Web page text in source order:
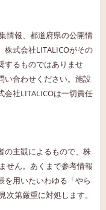
情報、都道府県の公開情
式会社LITALICOがその
するものではありませ
い合わせください。施設
社LITALICOは一切責任
の主観によるもので、株
せん。あくまで参考情報
を用いたいわゆる「やら
第厳重に対処します。